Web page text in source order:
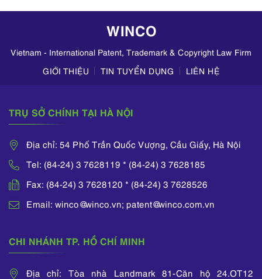
WINCO
Vietnam - International Patent, Trademark & Copyright Law Firm
GIỚI THIỆU
TIN TUYỂN DỤNG LIÊN HỆ
TRỤ SỞ CHÍNH TẠI HÀ NỘI
Địa chỉ: 54 Phố Trần Quốc Vượng, Cầu Giấy, Hà Nội
Tel: (84-24) 3 7628119 * (84-24) 3 7628185
Fax: (84-24) 3 7628120 * (84-24) 3 7628526
Email: winco@winco.vn; patent@winco.com.vn
CHI NHÁNH TP. HỒ CHÍ MINH
Địa chỉ: Tòa nhà Landmark 81-Căn hộ 24.OT12